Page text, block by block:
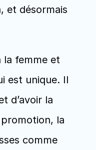
et désormais
la femme et
est unique. Il
d’avoir la
la
comme